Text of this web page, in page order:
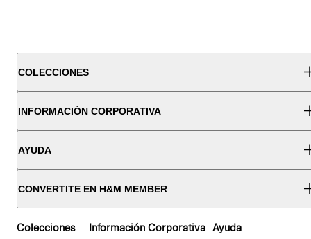
COLECCIONES
INFORMACIÓN CORPORATIVA
AYUDA
CONVERTITE EN H&M MEMBER
Colecciones Información Corporativa Ayuda